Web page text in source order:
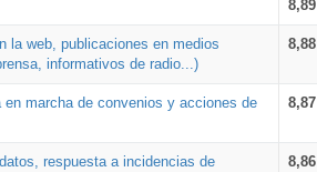
8,89
la web, publicaciones en medios
informativos de radio...)
8,88
marcha de convenios y acciones de
8,87
respuesta a incidencias de
8,86